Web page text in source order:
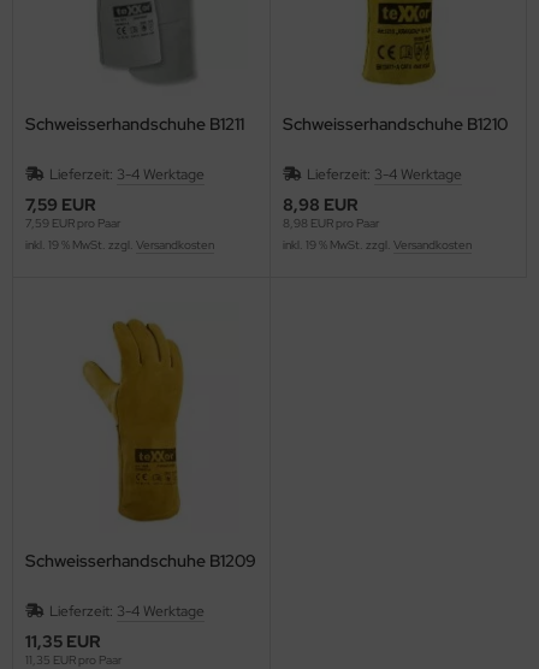
Schweisserhandschuhe B1211
Lieferzeit: 3-4 Werktage
7,59 EUR
7,59 EUR pro Paar
inkl. 19 % MwSt. zzgl. Versandkosten
Schweisserhandschuhe B1210
Lieferzeit: 3-4 Werktage
8,98 EUR
8,98 EUR pro Paar
inkl. 19 % MwSt. zzgl. Versandkosten
Schweisserhandschuhe B1209
Lieferzeit: 3-4 Werktage
11,35 EUR
11,35 EUR pro Paar